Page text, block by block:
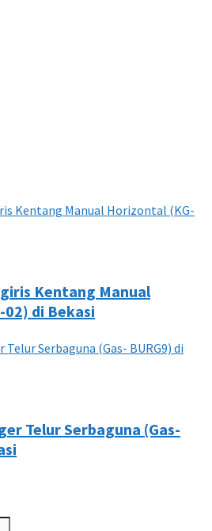
Kentang Manual
di Bekasi
Telur Serbaguna (Gas-